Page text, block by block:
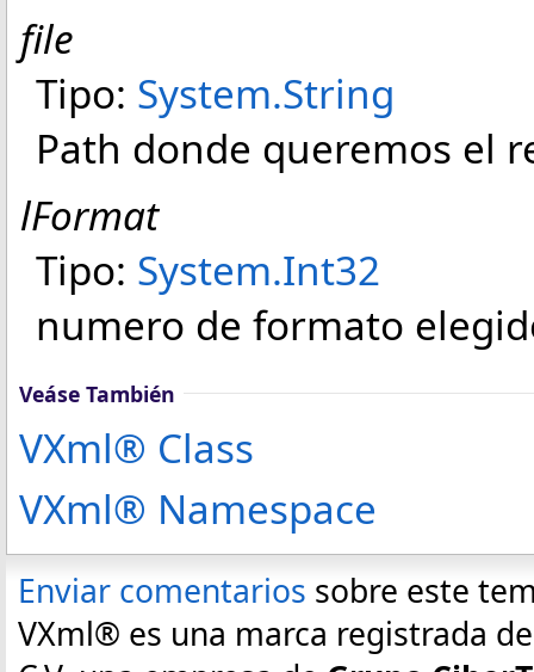
file
Tipo: System.String
Path donde queremos el
lFormat
Tipo: System.Int32
numero de formato
Veáse También
VXml® Class
VXml® Namespace
Enviar comentarios sobre este
VXml® es una marca registrada